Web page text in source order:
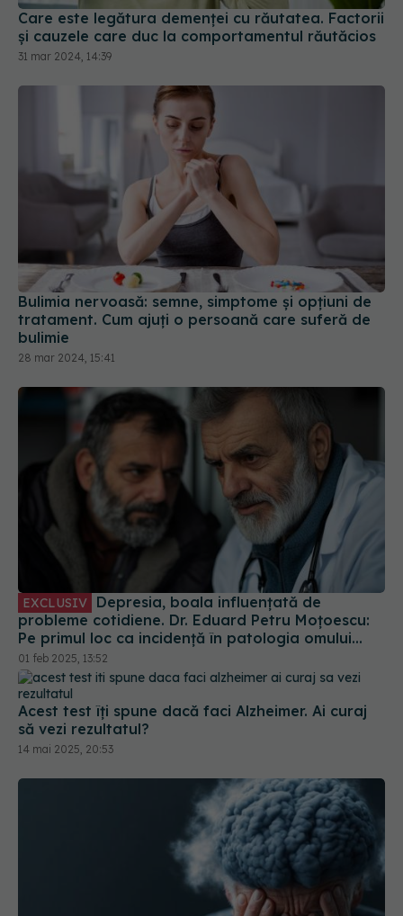
Care este legătura demenței cu răutatea. Factorii
și cauzele care duc la comportamentul răutăcios
31 mar 2024, 14:39
Bulimia nervoasă: semne, simptome și opțiuni de
tratament. Cum ajuți o persoană care suferă de
bulimie
EXCLUSIV Depresia, boala influențată de
probleme cotidiene. Dr. Eduard Petru Moțoescu:
Pe primul loc ca incidență în patologia omului
modern la nivel global
01 feb 2025, 13:52
Acest test îți spune dacă faci Alzheimer. Ai curaj
să vezi rezultatul?
14 mai 2025, 20:53